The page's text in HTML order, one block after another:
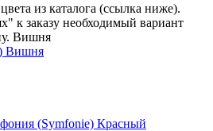
из каталога (ссылка ниже).
к заказу необходимый вариант
Вишня
Вишня
(Symfonie) Красный